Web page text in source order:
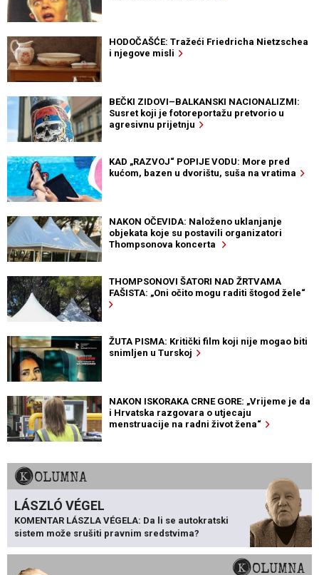
HODOČAŠĆE: Tražeći Friedricha Nietzschea
i njegove misli
BEČKI ZIDOVI–BALKANSKI NACIONALIZMI:
Susret koji je fotoreportažu pretvorio u
agresivnu prijetnju
KAD „RAZVOJ“ POPIJE VODU: More pred
kućom, bazen u dvorištu, suša na vratima
NAKON OČEVIDA: Naloženo uklanjanje
objekata koje su postavili organizatori
Thompsonova koncerta
THOMPSONOVI ŠATORI NAD ŽRTVAMA
FAŠISTA: „Oni očito mogu raditi štogod žele“
ŽUTA PISMA: Kritički film koji nije mogao biti
snimljen u Turskoj
NAKON ISKORAKA CRNE GORE: „Vrijeme je da
i Hrvatska razgovara o utjecaju
menstruacije na radni život žena“
KOLUMNA
LÁSZLÓ VÉGEL
KOMENTAR LÁSZLA VÉGELA: Da li se autokratski
sistem može srušiti pravnim sredstvima?
KOLUMNA